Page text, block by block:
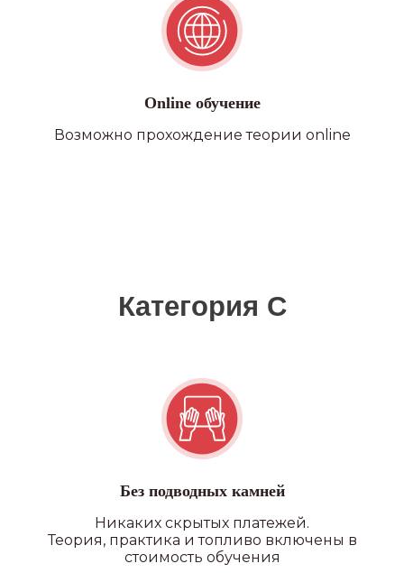
Online обучение
Возможно прохождение теории online
Без подводных камней
Никаких скрытых платежей.
Теория, практика и топливо включены в
стоимость обучения